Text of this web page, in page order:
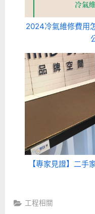
2024冷氣維修費用
【專家見證】二手
工程相關